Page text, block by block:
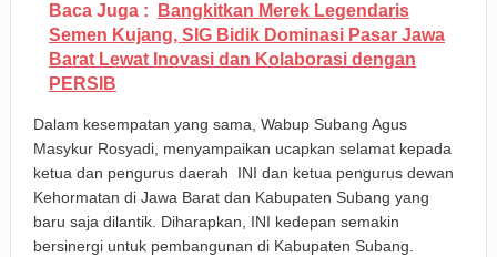
Baca Juga :
Bangkitkan Merek Legendaris
Semen Kujang, SIG Bidik Dominasi Pasar Jawa
Barat Lewat Inovasi dan Kolaborasi dengan
PERSIB
Dalam kesempatan yang sama, Wabup Subang Agus
Masykur Rosyadi, menyampaikan ucapkan selamat kepada
ketua dan pengurus daerah INI dan ketua pengurus dewan
Kehormatan di Jawa Barat dan Kabupaten Subang yang
baru saja dilantik. Diharapkan, INI kedepan semakin
bersinergi untuk pembangunan di Kabupaten Subang.